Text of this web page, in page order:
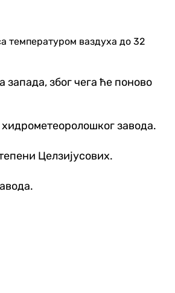
температуром ваздуха до 32
запада, због чега ће поново
завода.
Целзијусових.